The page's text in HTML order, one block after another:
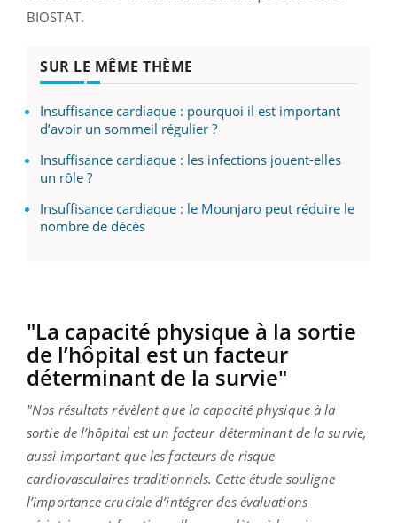
BIOSTAT.
SUR LE MÊME THÈME
Insuffisance cardiaque : pourquoi il est important
d’avoir un sommeil régulier ?
Insuffisance cardiaque : les infections jouent-elles
un rôle ?
Insuffisance cardiaque : le Mounjaro peut réduire le
nombre de décès
"La capacité physique à la sortie
de l’hôpital est un facteur
déterminant de la survie"
"Nos résultats révèlent que la capacité physique à la
sortie de l’hôpital est un facteur déterminant de la survie,
aussi important que les facteurs de risque
cardiovasculaires traditionnels. Cette étude souligne
l’importance cruciale d’intégrer des évaluations